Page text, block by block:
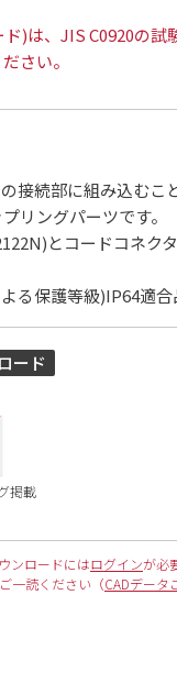
)は、JIS C0920の
さい。
接続部に組み込む
リングパーツです。
とコードコネク
る保護等級)IP64適合
掲載
ード
ンロードにはログインが必
一読ください（CADデータ